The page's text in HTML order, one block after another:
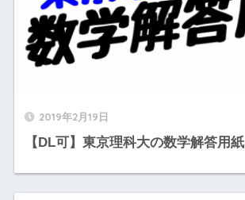
2019年2月19日
【DL可】東京理科大の数学解答用紙